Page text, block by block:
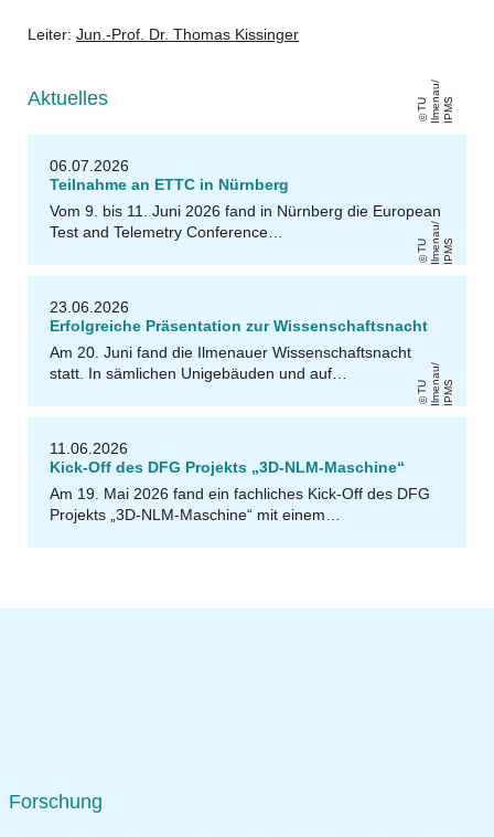
Leiter: Jun.-Prof. Dr. Thomas Kissinger
Aktuelles T
U
Il
m
e
n
a
u /
I
P
M S
06.07.2026
Teilnahme an ETTC in Nürnberg
Vom 9. bis 11. Juni 2026 fand in Nürnberg die European
Test and Telemetry Conference…
T
U
Il
m
e
n
a
u /
I
P
M S
23.06.2026
Erfolgreiche Präsentation zur Wissenschaftsnacht
Am 20. Juni fand die Ilmenauer Wissenschaftsnacht
statt. In sämlichen Unigebäuden und auf…
T
U
Il
m
e
n
a
u /
I
P
M S
11.06.2026
Kick-Off des DFG Projekts „3D-NLM-Maschine“
Am 19. Mai 2026 fand ein fachliches Kick-Off des DFG
Projekts „3D-NLM-Maschine“ mit einem…
Forschung